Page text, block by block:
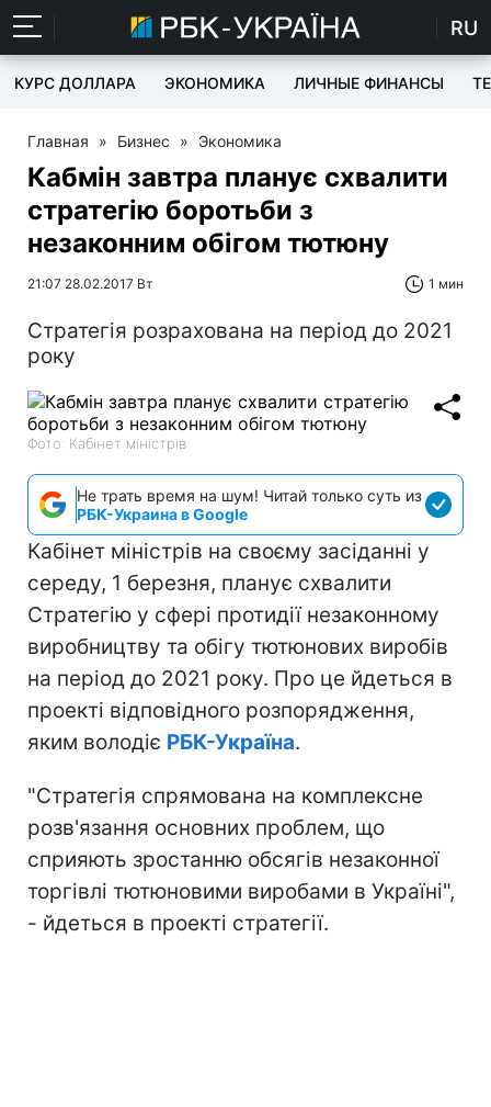
RU
КУРС ДОЛЛАРА ЭКОНОМИКА ЛИЧНЫЕ ФИНАНСЫ
Главная » Бизнес » Экономика
Кабмін завтра планує схвалити
стратегію боротьби з
незаконним обігом тютюну
21:07 28.02.2017 Вт 1 мин
Стратегія розрахована на період до 2021
року
Фото: Кабінет міністрів
Не трать время на шум! Читай только суть из
РБК-Украина в Google
Кабінет міністрів на своєму засіданні у
середу, 1 березня, планує схвалити
Стратегію у сфері протидії незаконному
виробництву та обігу тютюнових виробів
на період до 2021 року. Про це йдеться в
проекті відповідного розпорядження,
яким володіє РБК-Україна.
"Стратегія спрямована на комплексне
розв'язання основних проблем, що
сприяють зростанню обсягів незаконної
торгівлі тютюновими виробами в Україні",
- йдеться в проекті стратегії.